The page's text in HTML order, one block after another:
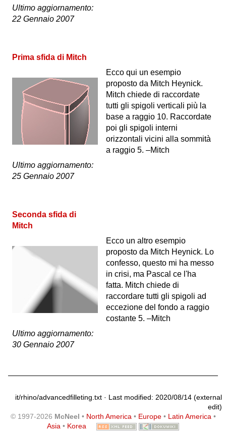
Ultimo aggiornamento:
22 Gennaio 2007
Prima sfida di Mitch
Ecco qui un esempio
proposto da Mitch Heynick.
Mitch chiede di raccordate
tutti gli spigoli verticali più la
base a raggio 10. Raccordate
poi gli spigoli interni
orizzontali vicini alla sommità
a raggio 5. –Mitch
Ultimo aggiornamento:
25 Gennaio 2007
Seconda sfida di
Mitch
Ecco un altro esempio
proposto da Mitch Heynick. Lo
confesso, questo mi ha messo
in crisi, ma Pascal ce l'ha
fatta. Mitch chiede di
raccordare tutti gli spigoli ad
eccezione del fondo a raggio
costante 5. –Mitch
Ultimo aggiornamento:
30 Gennaio 2007
it/rhino/advancedfilleting.txt · Last modified: 2020/08/14 (external
edit)
© 1997-2026 McNeel • North America • Europe• Latin America •
Asia • Korea